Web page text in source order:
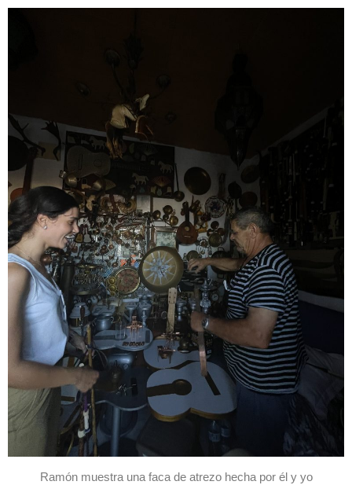
Ramón muestra una faca de atrezo hecha por él y yo